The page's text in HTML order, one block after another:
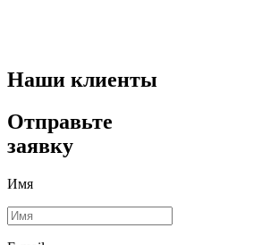
Наши клиенты
Отправьте
заявку
Имя